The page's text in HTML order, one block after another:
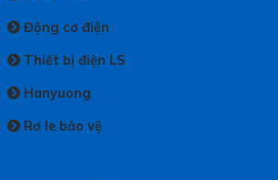
Động cơ điện
Thiết bị điện LS
Hanyuong
Rơ le bảo vệ